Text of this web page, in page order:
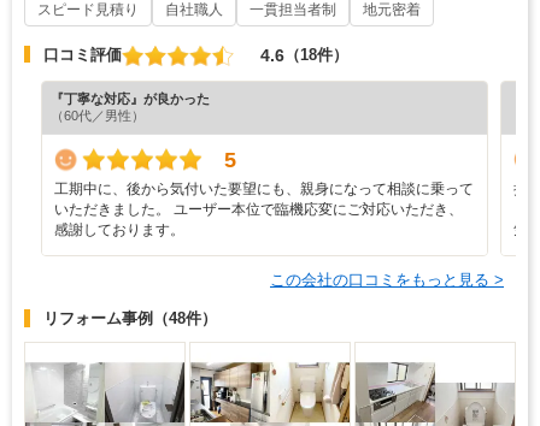
スピード見積り 自社職人 一貫担当者制 地元密着
口コミ評価 4.6 （18件）
『丁寧な対応』が良かった
（60代／男性）
5
工期中に、後から気付いた要望にも、親身になって相談に乗って
いただきました。 ユーザー本位で臨機応変にご対応いただき、
感謝しております。
担
気
この会社の口コミをもっと見る >
リフォーム事例 （48件）